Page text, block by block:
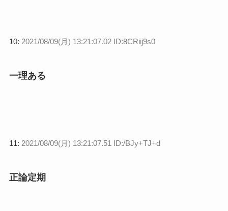
10: 2021/08/09(月) 13:21:07.02 ID:8CRiij9s0
一理ある
11: 2021/08/09(月) 13:21:07.51 ID:/BJy+TJ+d
正論定期